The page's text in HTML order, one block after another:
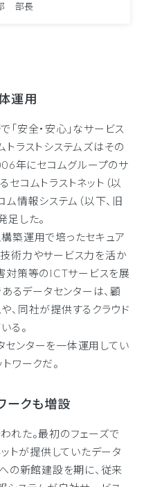
部 部長
運用
「安全・安心」なサービス
トラストシステムズはその
年にセコムグループのサ
コムトラストネット（以
ム情報システム（以下、旧
足した。
築運用で培ったセキュア
術力やサービス力を活か
対策等のICTサービスを展
るデータセンターは、顧
、同社が提供するクラウド
る。
ンターを一体運用してい
ワークだ。
ークも増設
れた。最初のフェーズで
トが提供していたデータ
の新館建設を期に、従来